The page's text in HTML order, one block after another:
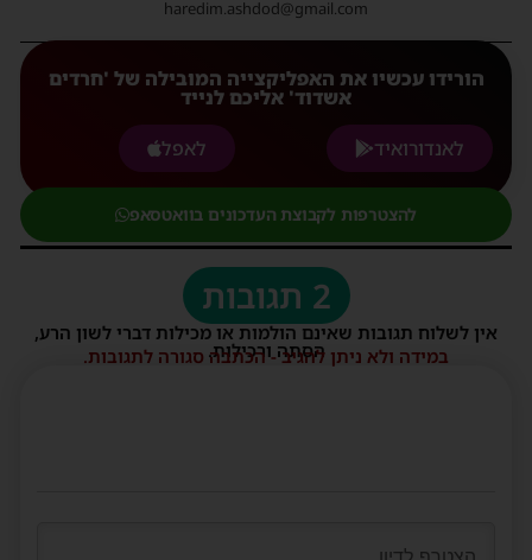
haredim.ashdod@gmail.com
הורידו עכשיו את האפליקצייה המובילה של 'חרדים
אשדוד' אליכם לנייד
לאנדורואיד
לאפל
להצטרפות לקבוצת העדכונים בוואטסאפ
2 תגובות
אין לשלוח תגובות שאינם הולמות או מכילות דברי לשון הרע,
הסתה ורכילות.
במידה ולא ניתן להגיב - הכתבה סגורה לתגובות.